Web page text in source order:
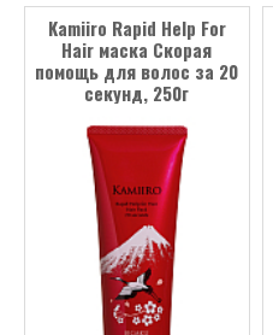
Kamiiro Rapid Help For
Hair маска Cкорая
помощь для волос за 20
секунд, 250г